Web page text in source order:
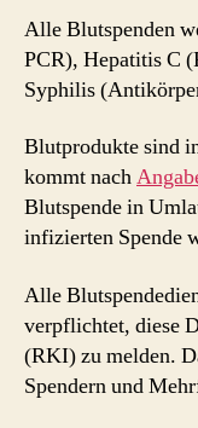
Alle Blutspenden
PCR), Hepatitis C
Syphilis
Blutprodukte sind
kommt nach
Blutspende in
infizierten Spende
Alle
verpflichtet, diese
(RKI) zu melden.
Spendern und